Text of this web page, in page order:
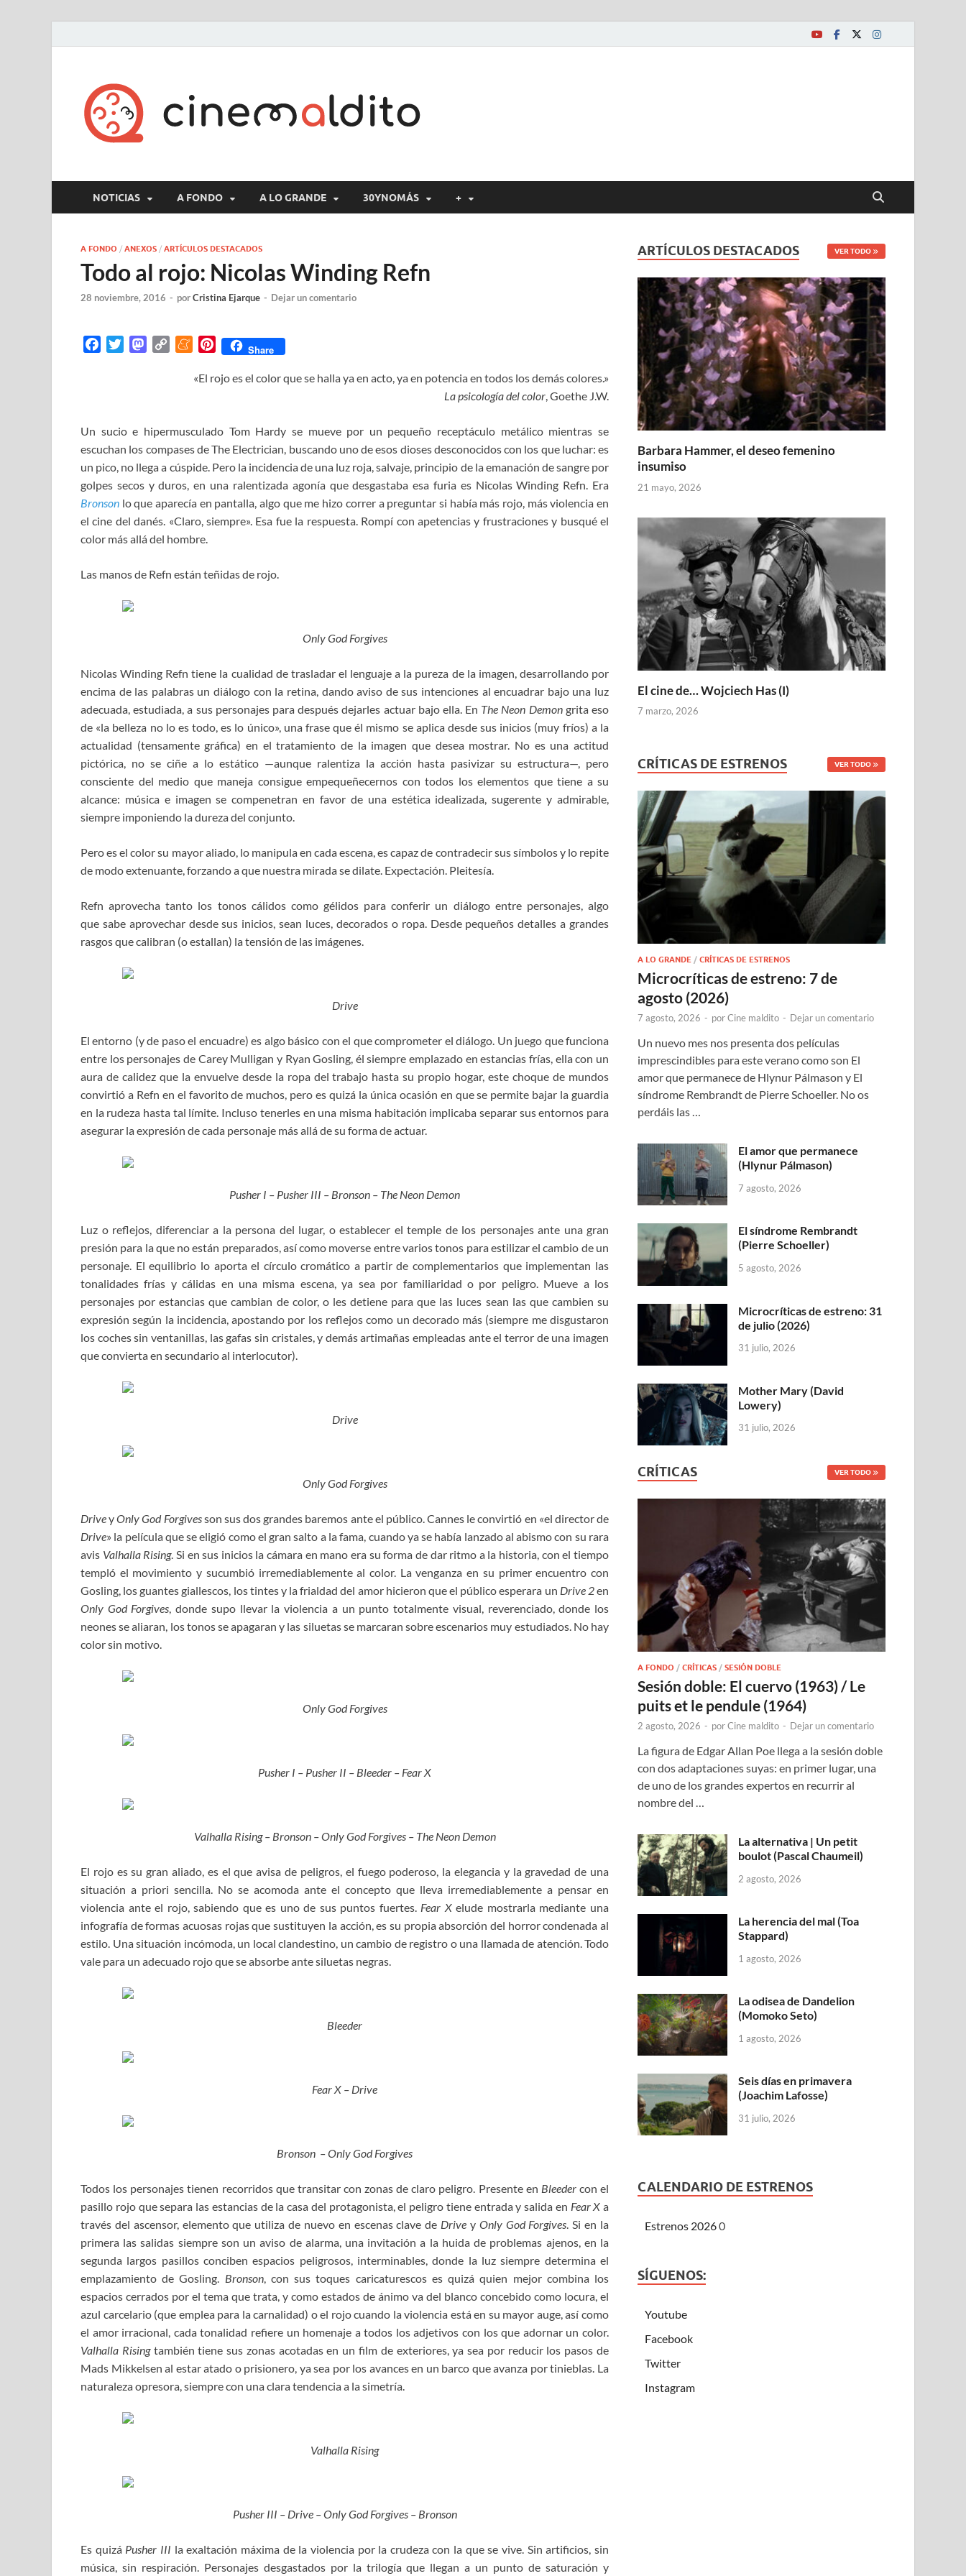
NOTICIAS A FONDO A LO GRANDE 30YNOMÁS +
A FONDO / ANEXOS / ARTÍCULOS DESTACADOS
Todo al rojo: Nicolas Winding Refn
28 noviembre, 2016 - porCristina Ejarque - Dejar un comentario
o
o
k
e
r
M
d
o
n
i
n
k
M
n
m
e
P
n
r
e
s
t
Share
«El rojo es el color que se halla ya en acto, ya en potencia en todos los demás colores.»
La psicología del color, Goethe J.W.
Un sucio e hipermusculado Tom Hardy se mueve por un pequeño receptáculo metálico mientras se
escuchan los compases de The Electrician, buscando uno de esos dioses desconocidos con los que luchar: es
un pico, no llega a cúspide. Pero la incidencia de una luz roja, salvaje, principio de la emanación de sangre por
golpes secos y duros, en una ralentizada agonía que desgastaba esa furia es Nicolas Winding Refn. Era
Bronson lo que aparecía en pantalla, algo que me hizo correr a preguntar si había más rojo, más violencia en
el cine del danés. «Claro, siempre». Esa fue la respuesta. Rompí con apetencias y frustraciones y busqué el
color más allá del hombre.
Las manos de Refn están teñidas de rojo.
Only God Forgives
Nicolas Winding Refn tiene la cualidad de trasladar el lenguaje a la pureza de la imagen, desarrollando por
encima de las palabras un diálogo con la retina, dando aviso de sus intenciones al encuadrar bajo una luz
adecuada, estudiada, a sus personajes para después dejarles actuar bajo ella. En The Neon Demon grita eso
de «la belleza no lo es todo, es lo único», una frase que él mismo se aplica desde sus inicios (muy fríos) a la
actualidad (tensamente gráfica) en el tratamiento de la imagen que desea mostrar. No es una actitud
pictórica, no se ciñe a lo estático —aunque ralentiza la acción hasta pasivizar su estructura—, pero
consciente del medio que maneja consigue empequeñecernos con todos los elementos que tiene a su
alcance: música e imagen se compenetran en favor de una estética idealizada, sugerente y admirable,
siempre imponiendo la dureza del conjunto.
Pero es el color su mayor aliado, lo manipula en cada escena, es capaz de contradecir sus símbolos y lo repite
de modo extenuante, forzando a que nuestra mirada se dilate. Expectación. Pleitesía.
Refn aprovecha tanto los tonos cálidos como gélidos para conferir un diálogo entre personajes, algo
que sabe aprovechar desde sus inicios, sean luces, decorados o ropa. Desde pequeños detalles a grandes
rasgos que calibran (o estallan) la tensión de las imágenes.
Drive
El entorno (y de paso el encuadre) es algo básico con el que comprometer el diálogo. Un juego que funciona
entre los personajes de Carey Mulligan y Ryan Gosling, él siempre emplazado en estancias frías, ella con un
aura de calidez que la envuelve desde la ropa del trabajo hasta su propio hogar, este choque de mundos
convirtió a Refn en el favorito de muchos, pero es quizá la única ocasión en que se permite bajar la guardia
en la rudeza hasta tal límite. Incluso tenerles en una misma habitación implicaba separar sus entornos para
asegurar la expresión de cada personaje más allá de su forma de actuar.
Pusher I – Pusher III – Bronson – The Neon Demon
Luz o reflejos, diferenciar a la persona del lugar, o establecer el temple de los personajes ante una gran
presión para la que no están preparados, así como moverse entre varios tonos para estilizar el cambio de un
personaje. El equilibrio lo aporta el círculo cromático a partir de complementarios que implementan las
tonalidades frías y cálidas en una misma escena, ya sea por familiaridad o por peligro. Mueve a los
personajes por estancias que cambian de color, o les detiene para que las luces sean las que cambien su
expresión según la incidencia, apostando por los reflejos como un decorado más (siempre me disgustaron
los coches sin ventanillas, las gafas sin cristales, y demás artimañas empleadas ante el terror de una imagen
que convierta en secundario al interlocutor).
Drive
Only God Forgives
DriveyOnly God Forgivesson sus dos grandes baremos ante el público. Cannes le convirtió en «el director de
Drive» la película que se eligió como el gran salto a la fama, cuando ya se había lanzado al abismo con su rara
avis Valhalla Rising. Si en sus inicios la cámara en mano era su forma de dar ritmo a la historia, con el tiempo
templó el movimiento y sucumbió irremediablemente al color. La venganza en su primer encuentro con
Gosling, los guantes giallescos, los tintes y la frialdad del amor hicieron que el público esperara un Drive 2en
Only God Forgives, donde supo llevar la violencia a un punto totalmente visual, reverenciado, donde los
neones se aliaran, los tonos se apagaran y las siluetas se marcaran sobre escenarios muy estudiados. No hay
color sin motivo.
Only God Forgives
Pusher I – Pusher II – Bleeder – Fear X
Valhalla Rising – Bronson – Only God Forgives – The Neon Demon
El rojo es su gran aliado, es el que avisa de peligros, el fuego poderoso, la elegancia y la gravedad de una
situación a priori sencilla. No se acomoda ante el concepto que lleva irremediablemente a pensar en
violencia ante el rojo, sabiendo que es uno de sus puntos fuertes. Fear Xelude mostrarla mediante una
infografía de formas acuosas rojas que sustituyen la acción, es su propia absorción del horror condenada al
estilo. Una situación incómoda, un local clandestino, un cambio de registro o una llamada de atención. Todo
vale para un adecuado rojo que se absorbe ante siluetas negras.
Bleeder
Fear X – Drive
Bronson – Only God Forgives
Todos los personajes tienen recorridos que transitar con zonas de claro peligro. Presente en Bleedercon el
pasillo rojo que separa las estancias de la casa del protagonista, el peligro tiene entrada y salida en Fear X a
través del ascensor, elemento que utiliza de nuevo en escenas clave de Drive yOnly God Forgives. Si en la
primera las salidas siempre son un aviso de alarma, una invitación a la huida de problemas ajenos, en la
segunda largos pasillos conciben espacios peligrosos, interminables, donde la luz siempre determina el
emplazamiento de Gosling. Bronson, con sus toques caricaturescos es quizá quien mejor combina los
espacios cerrados por el tema que trata, y como estados de ánimo va del blanco concebido como locura, el
azul carcelario (que emplea para la carnalidad) o el rojo cuando la violencia está en su mayor auge, así como
el amor irracional, cada tonalidad refiere un homenaje a todos los adjetivos con los que adornar un color.
Valhalla Risingtambién tiene sus zonas acotadas en un film de exteriores, ya sea por reducir los pasos de
Mads Mikkelsen al estar atado o prisionero, ya sea por los avances en un barco que avanza por tinieblas. La
naturaleza opresora, siempre con una clara tendencia a la simetría.
Valhalla Rising
Pusher III – Drive – Only God Forgives – Bronson
Es quizá Pusher III la exaltación máxima de la violencia por la crudeza con la que se vive. Sin artificios, sin
música, sin respiración. Personajes desgastados por la trilogía que llegan a un punto de saturación y
ARTÍCULOS DESTACADOS VER TODO
Barbara Hammer, el deseo femenino
insumiso
21 mayo, 2026
El cine de… Wojciech Has (I)
7 marzo, 2026
CRÍTICAS DE ESTRENOS VER TODO
A LO GRANDE /CRÍTICAS DE ESTRENOS
Microcríticas de estreno: 7 de
agosto (2026)
7 agosto, 2026 - porCine maldito - Dejar un comentario
Un nuevo mes nos presenta dos películas
imprescindibles para este verano como son El
amor que permanece de Hlynur Pálmason y El
síndrome Rembrandt de Pierre Schoeller. No os
perdáis las …
El amor que permanece
(Hlynur Pálmason)
7 agosto, 2026
El síndrome Rembrandt
(Pierre Schoeller)
5 agosto, 2026
Microcríticas de estreno: 31
de julio (2026)
31 julio, 2026
Mother Mary (David
Lowery)
31 julio, 2026
CRÍTICAS VER TODO
A FONDO /CRÍTICAS /SESIÓN DOBLE
Sesión doble: El cuervo (1963) / Le
puits et le pendule (1964)
2 agosto, 2026 - porCine maldito - Dejar un comentario
La figura de Edgar Allan Poe llega a la sesión doble
con dos adaptaciones suyas: en primer lugar, una
de uno de los grandes expertos en recurrir al
nombre del …
La alternativa | Un petit
boulot (Pascal Chaumeil)
2 agosto, 2026
La herencia del mal (Toa
Stappard)
1 agosto, 2026
La odisea de Dandelion
(Momoko Seto)
1 agosto, 2026
Seis días en primavera
(Joachim Lafosse)
31 julio, 2026
CALENDARIO DE ESTRENOS
Estrenos 20260
SÍGUENOS:
Youtube
Facebook
Twitter
Instagram